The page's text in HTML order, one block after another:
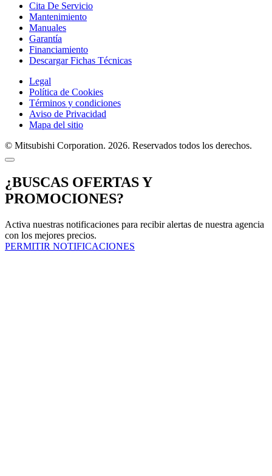
Cita De Servicio
Mantenimiento
Manuales
Garantía
Financiamiento
Descargar Fichas Técnicas
Legal
Política de Cookies
Términos y condiciones
Aviso de Privacidad
Mapa del sitio
© Mitsubishi Corporation. 2026. Reservados todos los derechos.
¿BUSCAS OFERTAS Y
PROMOCIONES?
Activa nuestras notificaciones para recibir alertas de nuestra agencia
con los mejores precios.
PERMITIR NOTIFICACIONES